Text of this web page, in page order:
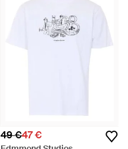
49 €47 €